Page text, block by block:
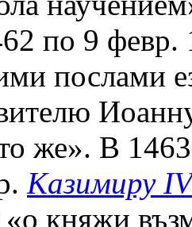
по 9 февр.
послами
же». В
Казимиру IV
«о княжи